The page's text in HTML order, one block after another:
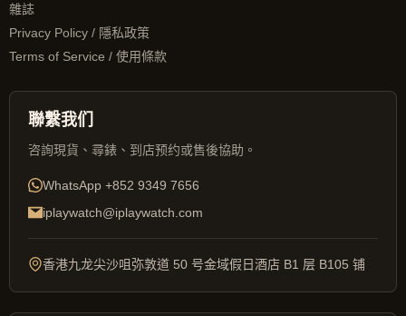
雜誌
Privacy Policy / 隱私政策
Terms of Service / 使用條款
聯繫我们
咨詢現貨、尋錶、到店预约或售後協助。
WhatsApp +852 9349 7656
iplaywatch@iplaywatch.com
香港九龙尖沙咀弥敦道 50 号金域假日酒店 B1 层 B105 铺